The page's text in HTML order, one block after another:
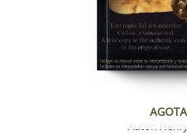
Autor: